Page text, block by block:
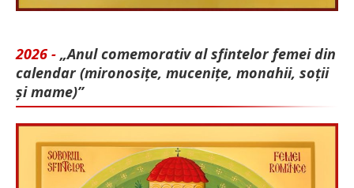
2026 - „Anul comemorativ al sfintelor femei din
calendar (mironosițe, mu­cenițe, monahii, soții
și mame)”